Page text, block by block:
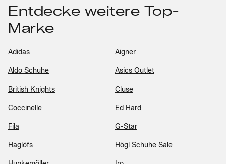
Entdecke weitere Top-
Marke
Adidas Aigner
Aldo Schuhe Asics Outlet
British Knights Cluse
Coccinelle Ed Hard
Fila G-Star
Haglöfs Högl Schuhe Sale